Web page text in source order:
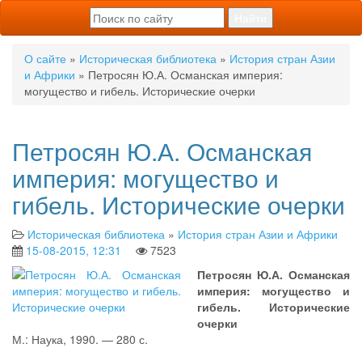
О сайте » Историческая библиотека » История стран Азии
и Африки » Петросян Ю.А. Османская империя:
могущество и гибель. Исторические очерки
Петросян Ю.А. Османская
империя: могущество и
гибель. Исторические очерки
Историческая библиотека » История стран Азии и Африки
15-08-2015, 12:31
7523
Петросян Ю.А. Османская
империя: могущество и
гибель. Исторические
очерки
М.: Наука, 1990. — 280 с.